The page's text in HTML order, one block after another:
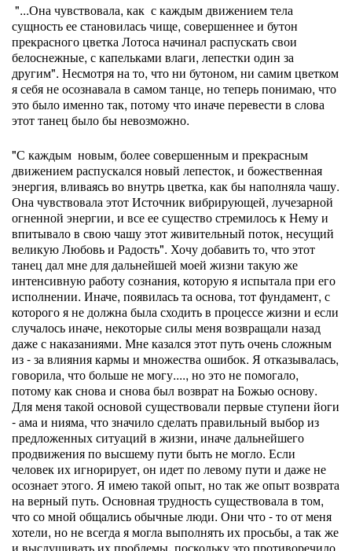
"...Она чувствовала, как с каждым движением тела
сущность ее становилась чище, совершеннее и бутон
прекрасного цветка Лотоса начинал распускать свои
белоснежные, с капельками влаги, лепестки один за
другим". Несмотря на то, что ни бутоном, ни самим цветком
я себя не осознавала в самом танце, но теперь понимаю, что
это было именно так, потому что иначе перевести в слова
этот танец было бы невозможно.
"С каждым новым, более совершенным и прекрасным
движением распускался новый лепесток, и божественная
энергия, вливаясь во внутрь цветка, как бы наполняла чашу.
Она чувствовала этот Источник вибрирующей, лучезарной
огненной энергии, и все ее существо стремилось к Нему и
впитывало в свою чашу этот живительный поток, несущий
великую Любовь и Радость". Хочу добавить то, что этот
танец дал мне для дальнейшей моей жизни такую же
интенсивную работу сознания, которую я испытала при его
исполнении. Иначе, появилась та основа, тот фундамент, с
которого я не должна была сходить в процессе жизни и если
случалось иначе, некоторые силы меня возвращали назад
даже с наказаниями. Мне казался этот путь очень сложным
из - за влияния кармы и множества ошибок. Я отказывалась,
говорила, что больше не могу...., но это не помогало,
потому как снова и снова был возврат на Божью основу.
Для меня такой основой существовали первые ступени йоги
- ама и нияма, что значило сделать правильный выбор из
предложенных ситуаций в жизни, иначе дальнейшего
продвижения по высшему пути быть не могло. Если
человек их игнорирует, он идет по левому пути и даже не
осознает этого. Я имею такой опыт, но так же опыт возврата
на верный путь. Основная трудность существовала в том,
что со мной общались обычные люди. Они что - то от меня
хотели, но не всегда я могла выполнять их просьбы, а так же